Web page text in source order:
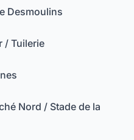
Desmoulins
/ Tuilerie
Nord / Stade de la